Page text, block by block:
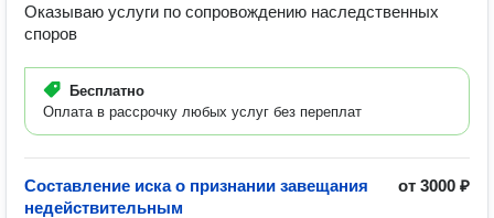
Оказываю услуги по сопровождению наследственных
споров
Бесплатно
Оплата в рассрочку любых услуг без переплат
Составление иска о признании завещания
недействительным
от 3000 ₽